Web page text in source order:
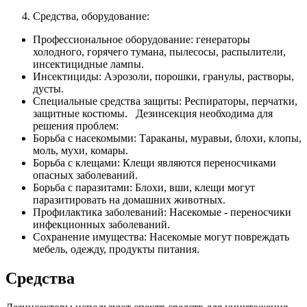
Средства, оборудование:
Профессиональное оборудование: генераторы
холодного, горячего тумана, пылесосы, распылители,
инсектицидные лампы.
Инсектициды: Аэрозоли, порошки, гранулы, растворы,
дусты.
Специальные средства защиты: Респираторы, перчатки,
защитные костюмы. Дезинсекция необходима для
решения проблем:
Борьба с насекомыми: Тараканы, муравьи, блохи, клопы,
моль, мухи, комары.
Борьба с клещами: Клещи являются переносчиками
опасных заболеваний.
Борьба с паразитами: Блохи, вши, клещи могут
паразитировать на домашних животных.
Профилактика заболеваний: Насекомые - переносчики
инфекционных заболеваний.
Сохранение имущества: Насекомые могут повреждать
мебель, одежду, продукты питания.
Средства